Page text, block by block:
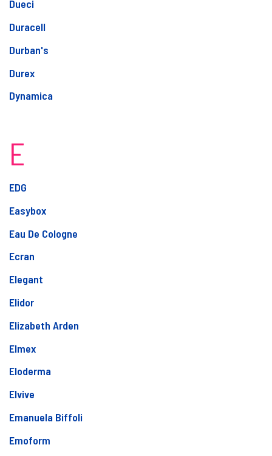
Dueci
Duracell
Durban's
Durex
Dynamica
E
EDG
Easybox
Eau De Cologne
Ecran
Elegant
Elidor
Elizabeth Arden
Elmex
Eloderma
Elvive
Emanuela Biffoli
Emoform